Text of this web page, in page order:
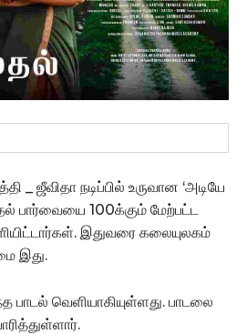
_ ஜீவிதா நடிப்பில் உருவான ‘அடியே
பார்வையை 100க்கும் மேற்பட்ட
இதுவரை கலையுலகம்
இது.
பாடல் வெளியாகியுள்ளது. பாடலை